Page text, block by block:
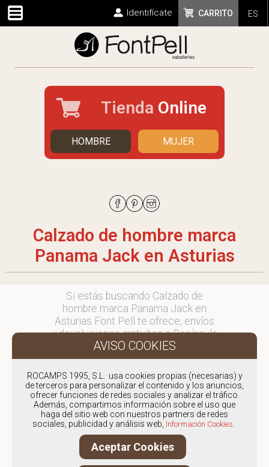
ES
CARRITO
Identifícate
Tienda Online
HOMBRE MUJER
Calzado de hombre marca
Panama Jack en Asturias
Si estás buscando Calzado de
hombre marca Panama Jack en
Asturias Font Pell te ofrece, envíos
y devoluciones gratuítos a Península
y Baleares, para otros destinos
consultar
en comercial@fontpell.com.
Los envíos a Asturias gestionados
entre semana se entregarán en
menos de 48 horas; los pedidos
realizados en fin de semana, el
producto se enviará a partir del
lunes.
ROCAMPS 1995, S.L. usa cookies propias (necesarias) y
de terceros para personalizar el contenido y los anuncios,
ofrecer funciones de redes sociales y analizar el tráfico.
Además, compartimos información sobre el uso que
haga del sitio web con nuestros partners de redes
sociales, publicidad y análisis web, Información Cookies.
Aceptar Cookies